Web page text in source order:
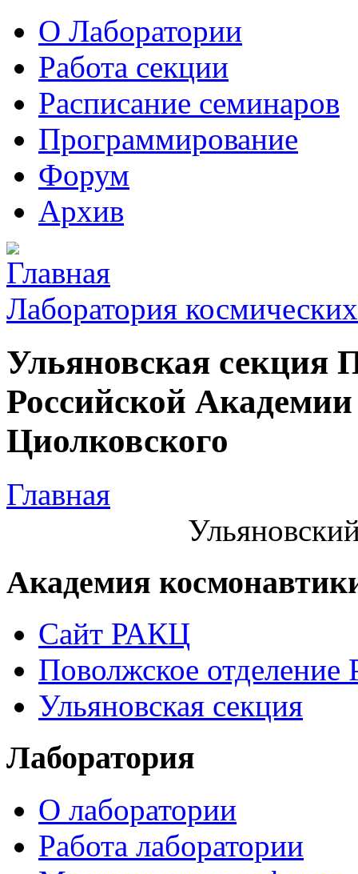
О Лаборатории
Работа секции
Расписание семинаров
Программирование
Форум
Архив
Лаборатория
Ульяновская секция
Российской
Циолковского
Главная
Академия
Сайт РАКЦ
Поволжское
Ульяновская секция
Лаборатория
О лаборатории
Работа лаборатории